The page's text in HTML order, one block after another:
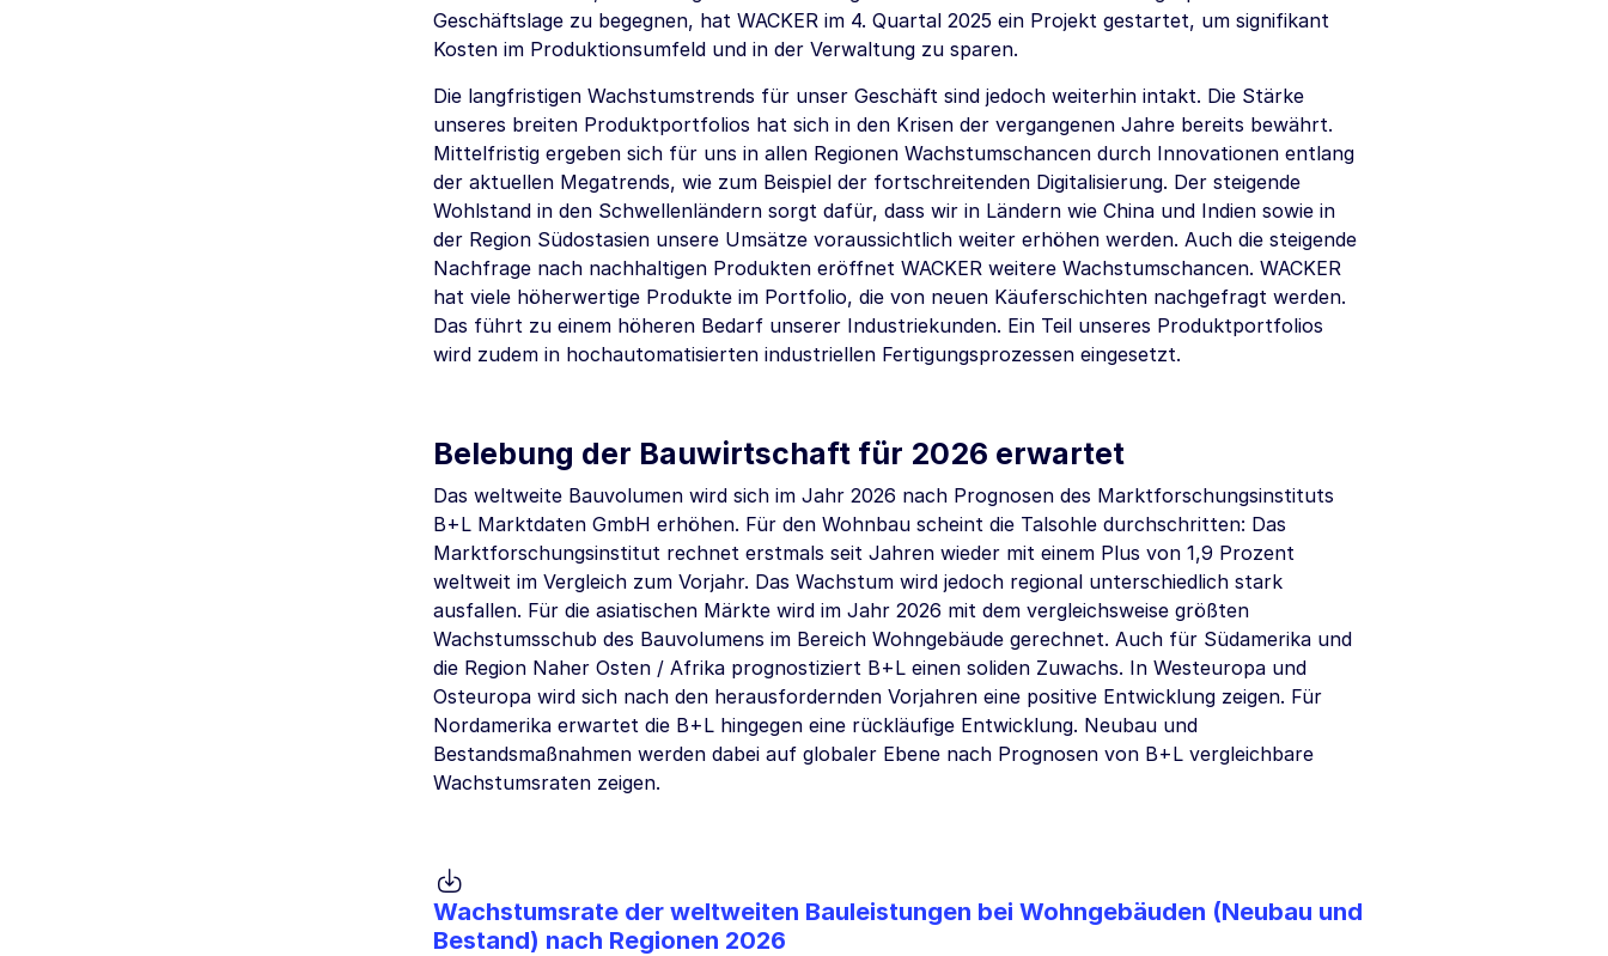
Geschäftslage zu begegnen, hat WACKER im 4. Quartal 2025 ein Projekt gestartet, um signifikant
Kosten im Produktionsumfeld und in der Verwaltung zu sparen.
Die langfristigen Wachstumstrends für unser Geschäft sind jedoch weiterhin intakt. Die Stärke
unseres breiten Produktportfolios hat sich in den Krisen der vergangenen Jahre bereits bewährt.
Mittelfristig ergeben sich für uns in allen Regionen Wachstumschancen durch Innovationen entlang
der aktuellen Megatrends, wie zum Beispiel der fortschreitenden Digitalisierung. Der steigende
Wohlstand in den Schwellenländern sorgt dafür, dass wir in Ländern wie China und Indien sowie in
der Region Südostasien unsere Umsätze voraussichtlich weiter erhöhen werden. Auch die steigende
Nachfrage nach nachhaltigen Produkten eröffnet WACKER weitere Wachstumschancen. WACKER
hat viele höherwertige Produkte im Portfolio, die von neuen Käuferschichten nachgefragt werden.
Das führt zu einem höheren Bedarf unserer Industriekunden. Ein Teil unseres Produktportfolios
wird zudem in hochautomatisierten industriellen Fertigungsprozessen eingesetzt.
Belebung der Bauwirtschaft für 2026 erwartet
Das weltweite Bauvolumen wird sich im Jahr 2026 nach Prognosen des Marktforschungsinstituts
B+L Marktdaten GmbH erhöhen. Für den Wohnbau scheint die Talsohle durchschritten: Das
Marktforschungsinstitut rechnet erstmals seit Jahren wieder mit einem Plus von 1,9 Prozent
weltweit im Vergleich zum Vorjahr. Das Wachstum wird jedoch regional unterschiedlich stark
ausfallen. Für die asiatischen Märkte wird im Jahr 2026 mit dem vergleichsweise größten
Wachstumsschub des Bauvolumens im Bereich Wohngebäude gerechnet. Auch für Südamerika und
die Region Naher Osten / Afrika prognostiziert B+L einen soliden Zuwachs. In Westeuropa und
Osteuropa wird sich nach den herausfordernden Vorjahren eine positive Entwicklung zeigen. Für
Nordamerika erwartet die B+L hingegen eine rückläufige Entwicklung. Neubau und
Bestandsmaßnahmen werden dabei auf globaler Ebene nach Prognosen von B+L vergleichbare
Wachstumsraten zeigen.
Wachstumsrate der weltweiten Bauleistungen bei Wohngebäuden (Neubau und
Bestand) nach Regionen 2026